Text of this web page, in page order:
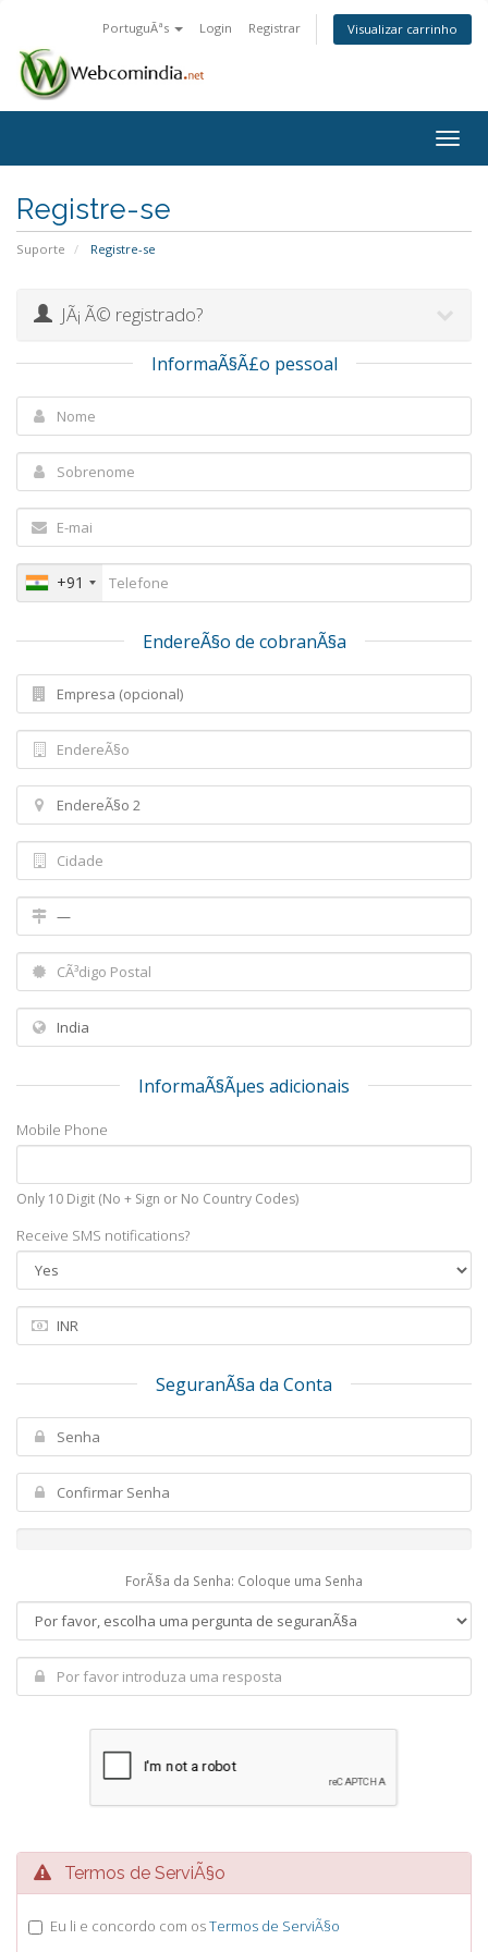
PortuguÃªs Login Registrar Visualizar carrinho
Registre-se
Suporte Registre-se
JÃ¡ Ã© registrado?
InformaÃ§Ã£o pessoal
+91
EndereÃ§o de cobranÃ§a
InformaÃ§Ãµes adicionais
Mobile Phone
Only 10 Digit (No + Sign or No Country Codes)
Receive SMS notifications?
SeguranÃ§a da Conta
ForÃ§a da Senha: Coloque uma Senha
Termos de ServiÃ§o
Eu li e concordo com osTermos de ServiÃ§o